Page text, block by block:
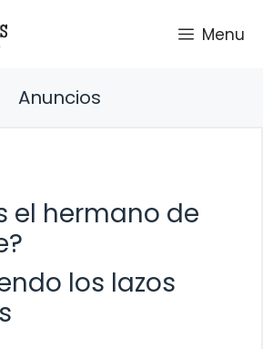
Menu
Anuncios
el hermano de
los lazos